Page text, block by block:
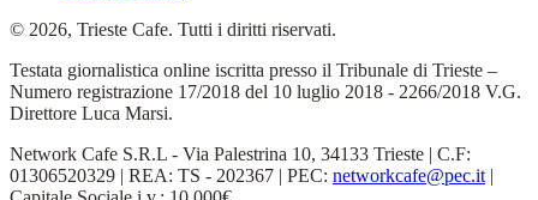
© 2026, Trieste Cafe. Tutti i diritti riservati.
Testata giornalistica online iscritta presso il Tribunale di Trieste –
Numero registrazione 17/2018 del 10 luglio 2018 - 2266/2018 V.G.
Direttore Luca Marsi.
Network Cafe S.R.L - Via Palestrina 10, 34133 Trieste | C.F:
01306520329 | REA: TS - 202367 | PEC: networkcafe@pec.it |